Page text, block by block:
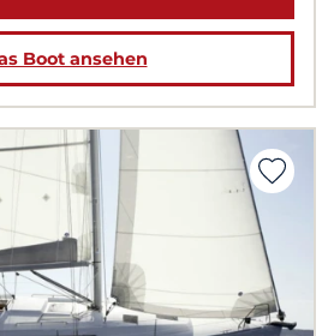
Boot ansehen